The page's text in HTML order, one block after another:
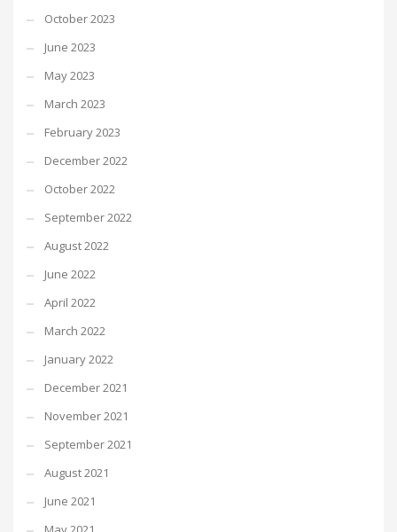
October 2023
June 2023
May 2023
March 2023
February 2023
December 2022
October 2022
September 2022
August 2022
June 2022
April 2022
March 2022
January 2022
December 2021
November 2021
September 2021
August 2021
June 2021